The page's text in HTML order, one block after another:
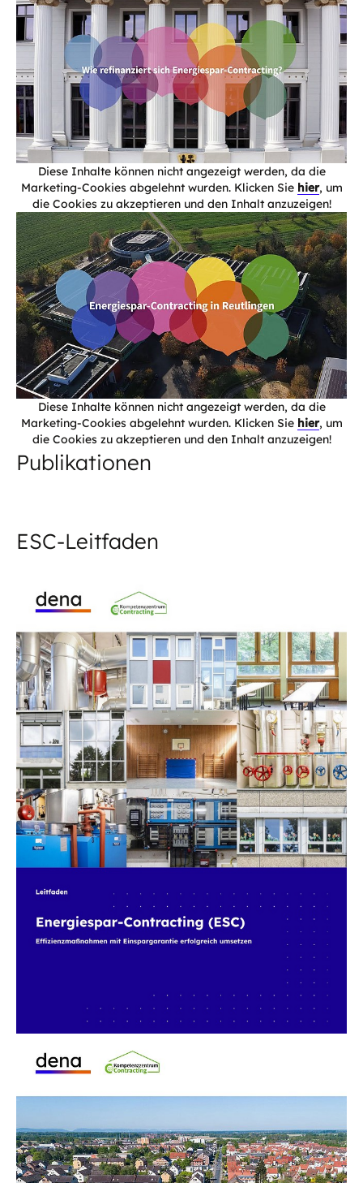
Diese Inhalte können nicht angezeigt werden, da die
Marketing-Cookies abgelehnt wurden. Klicken Sie hier, um
die Cookies zu akzeptieren und den Inhalt anzuzeigen!
Diese Inhalte können nicht angezeigt werden, da die
Marketing-Cookies abgelehnt wurden. Klicken Sie hier, um
die Cookies zu akzeptieren und den Inhalt anzuzeigen!
Publikationen
ESC-Leitfaden
20.06.25 PUBLIKATION
Energiespar-Contracting (ESC)
Der dena-Leitfaden „Energiespar-Contracting
(ESC) – Effizienzmaßnahmen mit Einspargarantie
erfolgreich umsetzen“ stellt aktuelle
Informationen und Musterdokumente für die
Vorbereitung, Entwicklung und...
dena-Studie